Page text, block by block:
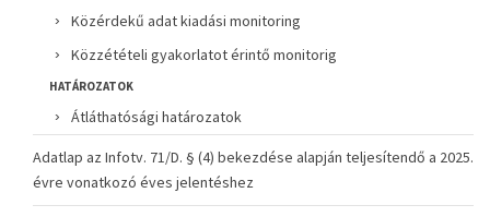
Közérdekű adat kiadási monitoring
Közzétételi gyakorlatot érintő monitorig
HATÁROZATOK
Átláthatósági határozatok
Adatlap az Infotv. 71/D. § (4) bekezdése alapján teljesítendő a 2025.
évre vonatkozó éves jelentéshez